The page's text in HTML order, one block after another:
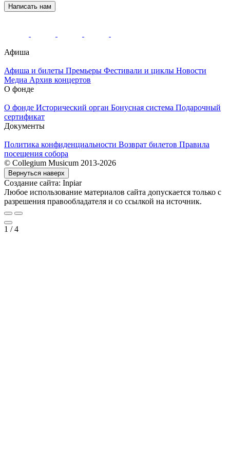
Написать нам
Афиша
Афиша и билеты Премьеры Фестивали и циклы Новости
Медиа Архив концертов
О фонде
О фонде Исторический орган Бонусная система Подарочный
сертификат
Документы
Политика конфиденциальности Возврат билетов Правила
посещения собора
© Collegium Musicum 2013-2026
Вернуться наверх
Создание сайта: Inpiar
Любое использование материалов сайта допускается только с
разрешения правообладателя и со ссылкой на источник.
1 /4